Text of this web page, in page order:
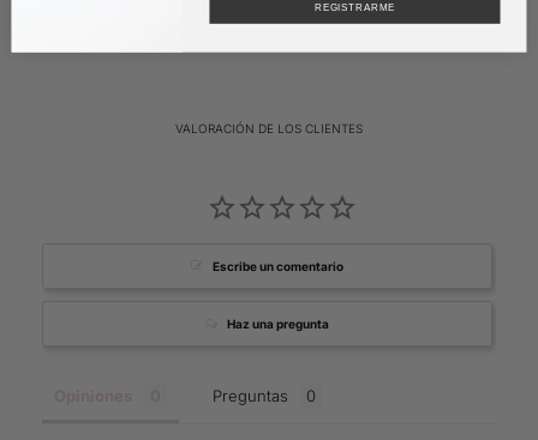
VALORACIÓN DE LOS CLIENTES
Escribe un comentario
Haz una pregunta
Preguntas
REGISTRARME